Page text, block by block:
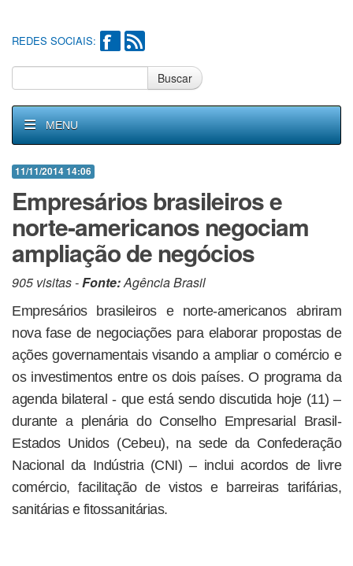
REDES SOCIAIS:
Buscar
MENU
11/11/2014 14:06
Empresários brasileiros e
norte-americanos negociam
ampliação de negócios
905 visitas -Fonte:Agência Brasil
Empresários brasileiros e norte-americanos abriram
nova fase de negociações para elaborar propostas de
ações governamentais visando a ampliar o comércio e
os investimentos entre os dois países. O programa da
agenda bilateral - que está sendo discutida hoje (11) –
durante a plenária do Conselho Empresarial Brasil-
Estados Unidos (Cebeu), na sede da Confederação
Nacional da Indústria (CNI) – inclui acordos de livre
comércio, facilitação de vistos e barreiras tarifárias,
sanitárias e fitossanitárias.